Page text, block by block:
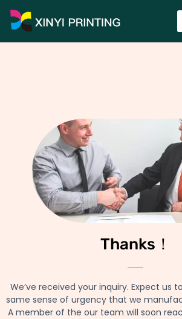
Thanks！
We’ve received your inquiry. Expect us
same sense of urgency that we
A member of the our team will soon